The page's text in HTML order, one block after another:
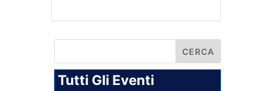
Tutti Gli Eventi